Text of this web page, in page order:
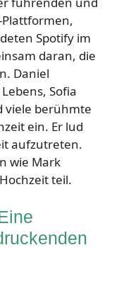
Spotify im
daran, die
Daniel
Sofia
viele berühmte
ein. Er lud
aufzutreten.
wie Mark
teil.